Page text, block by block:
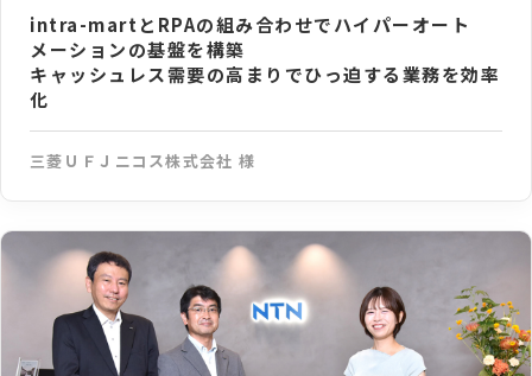
intra-martとRPAの組み合わせでハイパーオート
メーションの基盤を構築
キャッシュレス需要の高まりでひっ迫する業務を効率
化
三菱ＵＦＪニコス株式会社 様